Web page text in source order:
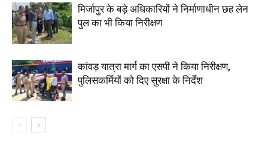
मिर्जापुर के बड़े अधिकारियों ने निर्माणाधीन छह लेन
पुल का भी किया निरीक्षण
कांवड़ यात्रा मार्ग का एसपी ने किया निरीक्षण,
पुलिसकर्मियों को दिए सुरक्षा के निर्देश